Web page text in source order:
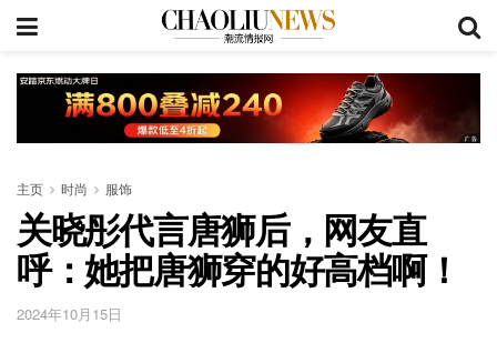
主页 时尚 服饰
关晓彤代言唐狮后，网友直
呼：她把唐狮穿的好高档啊！
2024年10月15日